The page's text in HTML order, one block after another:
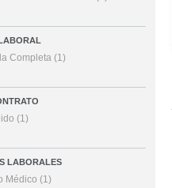
Completa (1)
(1)
LABORALES
Médico (1)